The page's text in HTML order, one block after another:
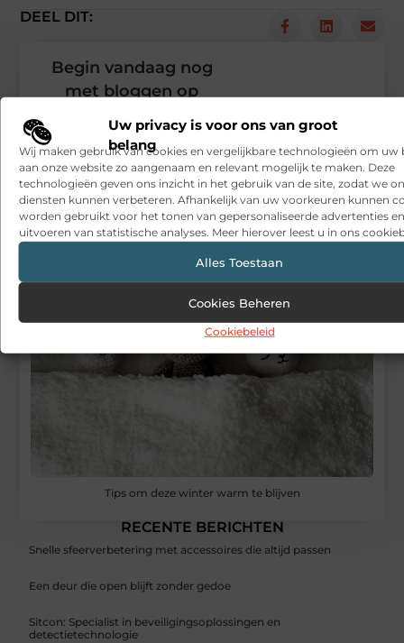
Uw privacy is voor ons van groot
belang
Wij maken gebruik van cookies en vergelijkbare technologieën om uw
aan onze website zo aangenaam en relevant mogelijk te maken. Deze
technologieën geven ons inzicht in het gebruik van de site, zodat we
diensten kunnen verbeteren. Afhankelijk van uw voorkeuren kunnen
worden gebruikt voor het tonen van gepersonaliseerde advertenties
uitvoeren van statistische analyses. Meer hierover leest u in ons
Alles Toestaan
Cookies Beheren
Cookiebeleid
DEEL DIT:
Tips om deze winter warm te blijven
RECENTE BERICHTEN
Snelle sfeerverbetering met accessoires die altijd passen
Een deur die open blijft zonder gedoe
Sitcon: Specialist in beveiligingsoplossingen en
detectietechnologie
Begin vandaag nog
met bloggen op
Wannagive
Stuur ons een bericht
Registreer hier